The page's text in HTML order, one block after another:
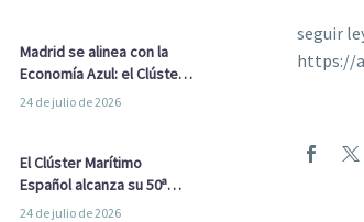
Madrid se alinea con la
Economía Azul: el Clúster
Marítimo Español y la Real
Ayuntamiento
24 de julio de 2026
El Clúster Marítimo
Español alcanza su 50ª
Asamblea reafirmando su
24 de julio de 2026
seguir
https://